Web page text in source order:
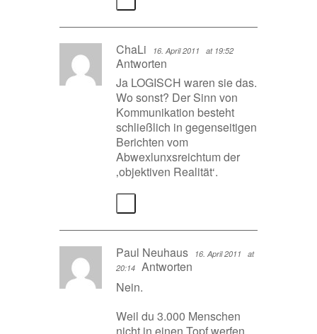
ChaLi 16. April 2011 at 19:52
Antworten
Ja LOGISCH waren sie das.
Wo sonst? Der Sinn von
Kommunikation besteht
schließlich in gegenseitigen
Berichten vom
Abwexlunxsreichtum der
‚objektiven Realität‘.
Paul Neuhaus 16. April 2011
at
20:14 Antworten
Nein.
Weil du 3.000 Menschen